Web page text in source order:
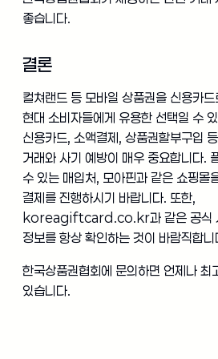
좋습니다.
결론
컬쳐랜드 등 모바일 상품권을 신용카
현대 소비자들에게 유용한 선택일 수
신용카드, 소액결제, 상품권할부구입
거래와 사기 예방이 매우 중요합니다.
수 있는 매입처, 모아핀과 같은 쇼핑몰
결제를 진행하시기 바랍니다. 또한,
koreagiftcard.co.kr과 같은 공식
정보를 항상 확인하는 것이 바람직합니
한국상품권협회에 문의하면 언제나 최
있습니다.